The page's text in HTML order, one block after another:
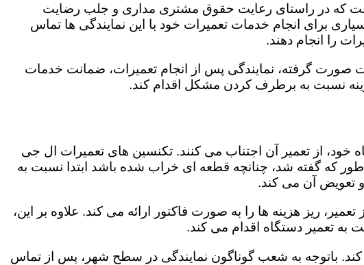
که در راستای رعایت حقوق مشتری مداری و جلب رضایت
برای انجام خدمات تعمیرات خود با این نمایندگی ها تماس
را انجام دهند.
صورت گرفته، نمایندگی پس از انجام تعمیرات، ضمانت خدمات
نسبت به برطرف کردن مشکل اقدام کند.
خود، از تعمیر آن اجتناب می کنند. تکنسین های تعمیرات ال جی
طور که گفته شد، چنانچه قطعه ای خراب شده باشد ابتدا نسبت به
و تعویض آن می کند.
ریز هزینه ها را به صورت فاکتور ارائه می کند. علاوه بر این،
به تعمیر دستگاه اقدام می کند.
باتوجه به شعب گوناگون نمایندگی در سطح شهر، پس از تماس